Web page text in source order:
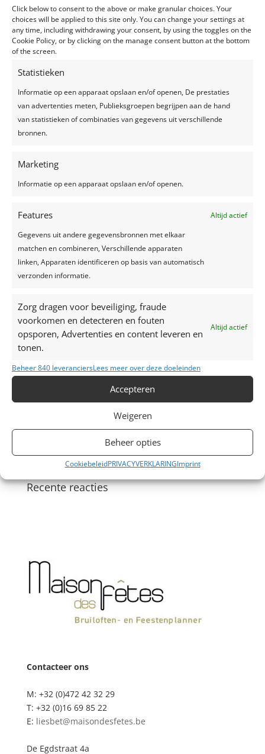
Click below to consent to the above or make granular choices. Your
choices will be applied to this site only. You can change your settings at
any time, including withdrawing your consent, by using the toggles on the
Cookie Policy, or by clicking on the manage consent button at the bottom
of the screen.
Statistieken
Informatie op een apparaat opslaan en/of openen, De prestaties
van advertenties meten, Publieksgroepen begrijpen aan de hand
van statistieken of combinaties van gegevens uit verschillende
bronnen.
Marketing
Informatie op een apparaat opslaan en/of openen.
Features
Altijd actief
Gegevens uit andere gegevensbronnen met elkaar
matchen en combineren, Verschillende apparaten
linken, Apparaten identificeren op basis van automatisch
verzonden informatie.
Zorg dragen voor beveiliging, fraude
voorkomen en detecteren en fouten
opsporen, Advertenties en content leveren en
tonen.
Altijd actief
Beheer 840 leveranciersLees meer over deze doeleinden
Accepteren
Weigeren
Beheer opties
CookiebeleidPRIVACYVERKLARINGImprint
met alles erop en eraan steek je héél véél tijd en energie!
Een weddingplanner kan je helpen om de stress te
verlichten in de tijd voor je grote dag, maar ook op de
dag zelf! Van ideeën, over leveranciers, de cateraar,
op de hoogte! Op de dag zelf stond ze met iedereen
paraat om ons de dag van ons leven te geven. En dat
werd het ook! Wij moesten ons geen zorgen maken, geen
problemen oplossen, enkel maar genieten!
Wij zijn blij dat we je gevonden hebben! Super jaar! Top
Dikke zoenen
[nggallery id=29]
Recente berichten
Een feest plannen, wat geef je uit?
Trouwjurken trends 2024
Top 7 trends voor huwelijken in 2024-2025
Zo creëer je het perfecte sprookjesfeest!
Recente reacties
Contacteer ons
M: +32 (0)472 42 32 29
T: +32 (0)16 69 85 22
E: liesbet@maisondesfetes.be
De Egdstraat 4a